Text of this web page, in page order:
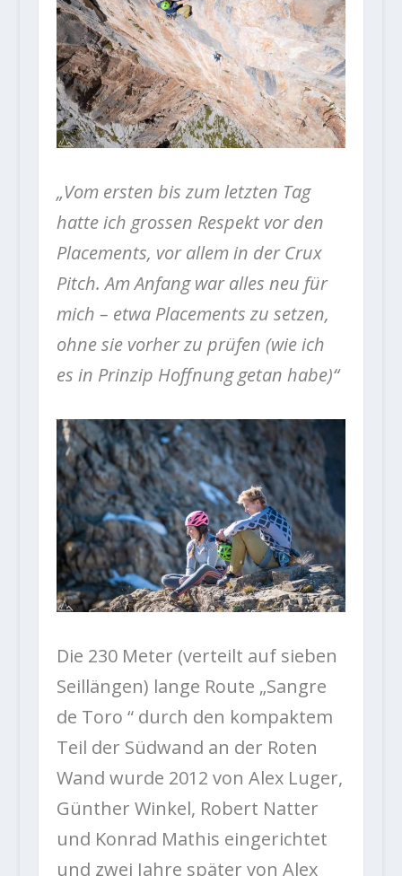
„Vom ersten bis zum letzten Tag
hatte ich grossen Respekt vor den
Placements, vor allem in der Crux
Pitch. Am Anfang war alles neu für
mich – etwa Placements zu setzen,
ohne sie vorher zu prüfen (wie ich
es in Prinzip Hoffnung getan habe)“
Die 230 Meter (verteilt auf sieben
Seillängen) lange Route „Sangre
de Toro “ durch den kompaktem
Teil der Südwand an der Roten
Wand wurde 2012 von Alex Luger,
Günther Winkel, Robert Natter
und Konrad Mathis eingerichtet
und zwei Jahre später von Alex